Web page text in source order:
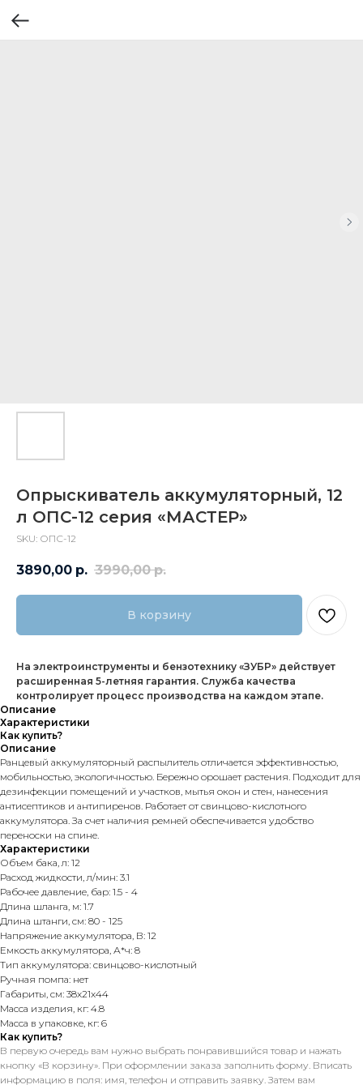
Опрыскиватель аккумуляторный, 12
л ОПС-12 серия «МАСТЕР»
SKU: ОПС-12
3890,00 р. 3990,00 р.
В корзину
На электроинструменты и бензотехнику «ЗУБР» действует
расширенная 5-летняя гарантия. Служба качества
контролирует процесс производства на каждом этапе.
Описание
Характеристики
Как купить?
Описание
Ранцевый аккумуляторный распылитель отличается эффективностью,
мобильностью, экологичностью. Бережно орошает растения. Подходит для
дезинфекции помещений и участков, мытья окон и стен, нанесения
антисептиков и антипиренов. Работает от свинцово-кислотного
аккумулятора. За счет наличия ремней обеспечивается удобство
переноски на спине.
Характеристики
Объем бака, л: 12
Расход жидкости, л/мин: 3.1
Рабочее давление, бар: 1.5 - 4
Длина шланга, м: 1.7
Длина штанги, см: 80 - 125
Напряжение аккумулятора, В: 12
Емкость аккумулятора, А*ч: 8
Тип аккумулятора: свинцово-кислотный
Ручная помпа: нет
Габариты, см: 38x21x44
Масса изделия, кг: 4.8
Масса в упаковке, кг: 6
Как купить?
В первую очередь вам нужно выбрать понравившийся товар и нажать
кнопку «В корзину». При оформлении заказа заполнить форму. Вписать
информацию в поля: имя, телефон и отправить заявку. Затем вам